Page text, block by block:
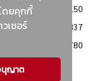
ดยคุกกี้
เซอร์
ญาต
1150
837
780